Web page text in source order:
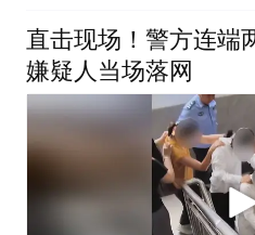
直击现场！警方连端
嫌疑人当场落网